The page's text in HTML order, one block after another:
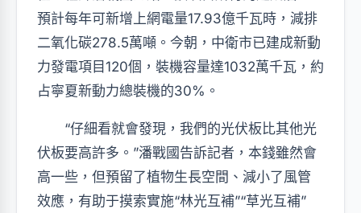
預計每年可新增上網電量17.93億千瓦時，減排
二氧化碳278.5萬噸。今朝，中衛市已建成新動
力發電項目120個，裝機容量達1032萬千瓦，約
占寧夏新動力總裝機的30%。
“仔細看就會發現，我們的光伏板比其他光
伏板要高許多。”潘戰國告訴記者，本錢雖然會
高一些，但預留了植物生長空間、減小了風管
效應，有助于摸索實施“林光互補”“草光互補”